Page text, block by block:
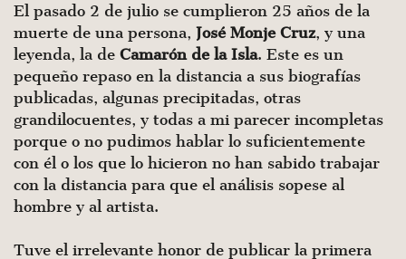
El pasado 2 de julio se cumplieron 25 años de la
muerte de una persona, José Monje Cruz, y una
leyenda, la de Camarón de la Isla. Este es un
pequeño repaso en la distancia a sus biografías
publicadas, algunas precipitadas, otras
grandilocuentes, y todas a mi parecer incompletas
porque o no pudimos hablar lo suficientemente
con él o los que lo hicieron no han sabido trabajar
con la distancia para que el análisis sopese al
hombre y al artista.
Tuve el irrelevante honor de publicar la primera